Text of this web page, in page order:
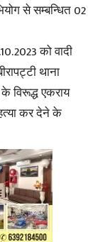
से सम्बन्धित 02
को वादी
थाना
के विरूद्ध एकराय
कर देने के